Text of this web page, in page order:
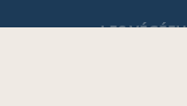
LES